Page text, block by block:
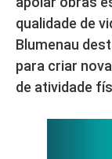
qualidade de
Blumenau
para criar
de atividade